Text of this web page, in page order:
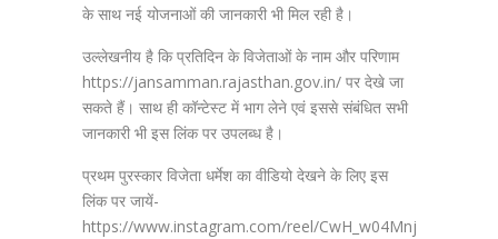
के साथ नई योजनाओं की जानकारी भी मिल रही है।
उल्लेखनीय है कि प्रतिदिन के विजेताओं के नाम और परिणाम
https://jansamman.rajasthan.gov.in/ पर देखे जा
सकते हैं। साथ ही कॉन्टेस्ट में भाग लेने एवं इससे संबंधित सभी
जानकारी भी इस लिंक पर उपलब्ध है।
प्रथम पुरस्कार विजेता धर्मेश का वीडियो देखने के लिए इस
लिंक पर जायें-
https://www.instagram.com/reel/CwH_w04MnjS/?